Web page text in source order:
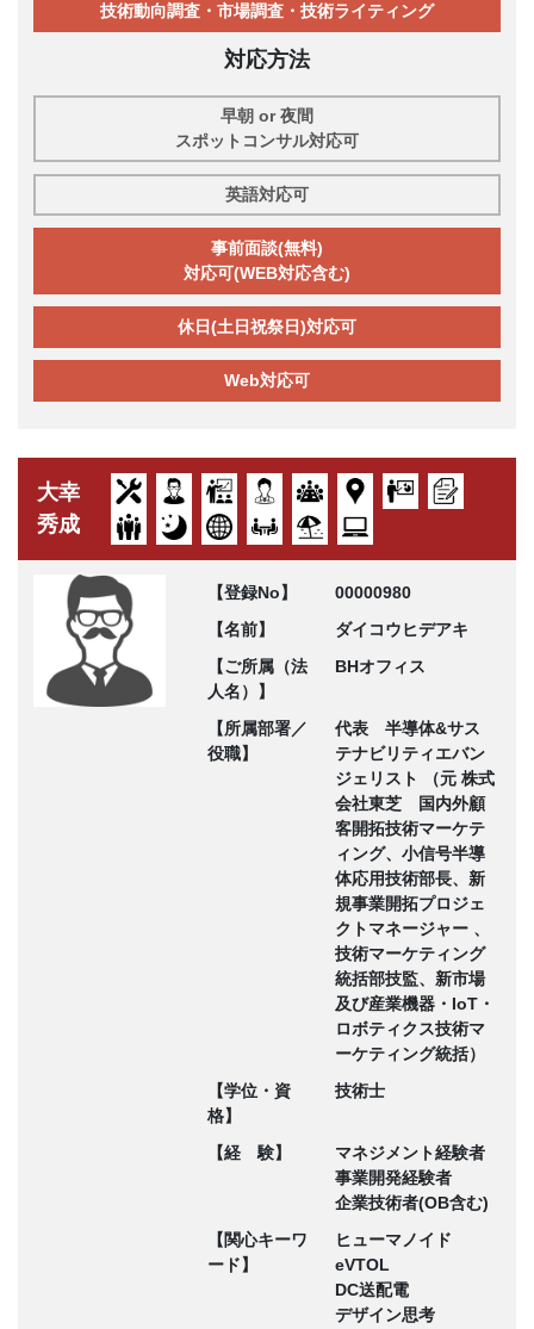
技術動向調査・市場調査・技術ライティング
対応方法
早朝 or 夜間
スポットコンサル対応可
英語対応可
事前面談(無料)
対応可(WEB対応含む)
休日(土日祝祭日)対応可
Web対応可
大幸
秀成
【登録No】
00000980
【名前】
ダイコウヒデアキ
【ご所属（法
人名）】
BHオフィス
【所属部署／
役職】
代表 半導体&サス
テナビリティエバン
ジェリスト （元 株式
会社東芝 国内外顧
客開拓技術マーケテ
ィング、小信号半導
体応用技術部長、新
規事業開拓プロジェ
クトマネージャー 、
技術マーケティング
統括部技監、新市場
及び産業機器・IoT・
ロボティクス技術マ
ーケティング統括）
【学位・資
格】
技術士
【経 験】
マネジメント経験者
事業開発経験者
企業技術者(OB含む)
【関心キーワ
ード】
ヒューマノイド
eVTOL
DC送配電
デザイン思考